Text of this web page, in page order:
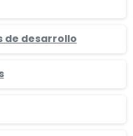
de desarrollo